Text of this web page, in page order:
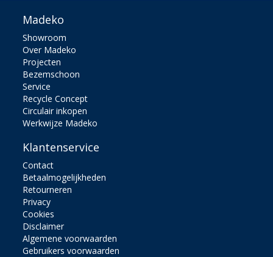
Madeko
Showroom
Over Madeko
Projecten
Bezemschoon
Service
Recycle Concept
Circulair inkopen
Werkwijze Madeko
Klantenservice
Contact
Betaalmogelijkheden
Retourneren
Privacy
Cookies
Disclaimer
Algemene voorwaarden
Gebruikers voorwaarden